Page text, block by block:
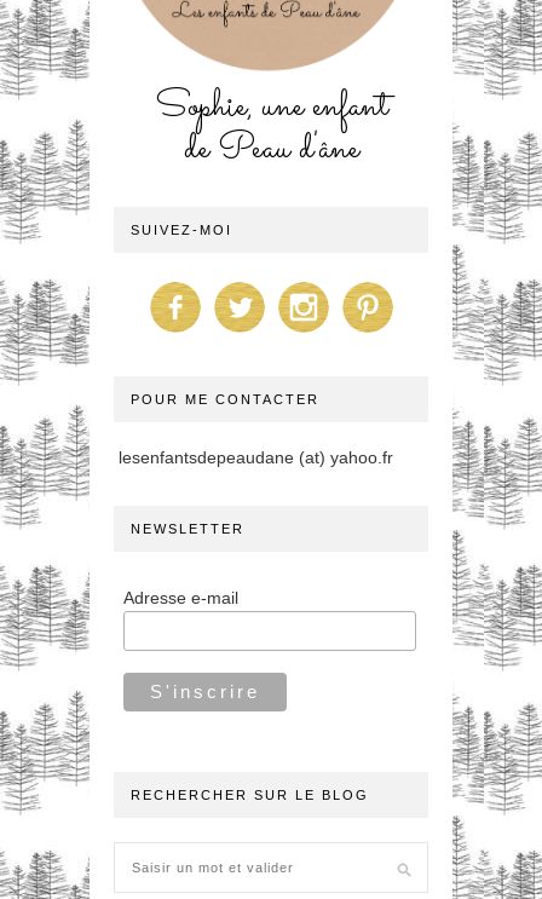
Sophie, une enfant
de Peau d'âne
SUIVEZ-MOI
POUR ME CONTACTER
lesenfantsdepeaudane (at) yahoo.fr
NEWSLETTER
Adresse e-mail
RECHERCHER SUR LE BLOG